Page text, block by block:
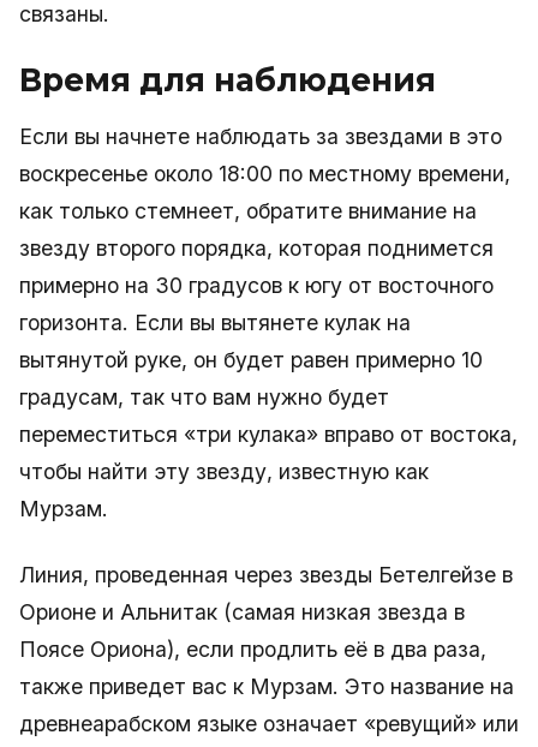
связаны.
Время для наблюдения
Если вы начнете наблюдать за звездами в это
воскресенье около 18:00 по местному времени,
как только стемнеет, обратите внимание на
звезду второго порядка, которая поднимется
примерно на 30 градусов к югу от восточного
горизонта. Если вы вытянете кулак на
вытянутой руке, он будет равен примерно 10
градусам, так что вам нужно будет
переместиться «три кулака» вправо от востока,
чтобы найти эту звезду, известную как
Мурзам.
Линия, проведенная через звезды Бетелгейзе в
Орионе и Альнитак (самая низкая звезда в
Поясе Ориона), если продлить её в два раза,
также приведет вас к Мурзам. Это название на
древнеарабском языке означает «ревущий» или